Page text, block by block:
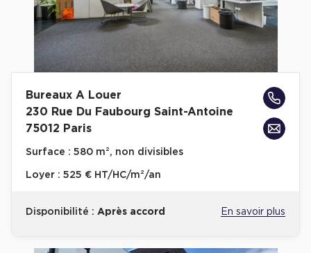
Bureaux A Louer
230 Rue Du Faubourg Saint-Antoine
75012 Paris
Surface : 580 m², non divisibles
Loyer : 525 € HT/HC/m²/an
Disponibilité : Après accord En savoir plus